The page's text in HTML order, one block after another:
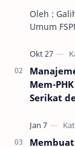
Oleh :
Umum
Mem-
Serikat